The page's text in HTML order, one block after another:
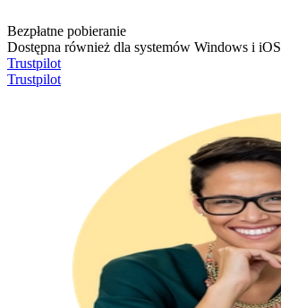
Bezpłatne pobieranie
Dostępna również dla systemów Windows i iOS
Trustpilot
Trustpilot